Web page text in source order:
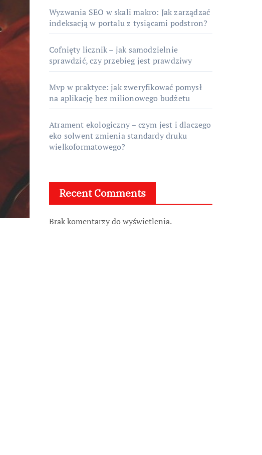
Wyzwania SEO w skali makro: Jak zarządzać
indeksacją w portalu z tysiącami podstron?
Cofnięty licznik – jak samodzielnie
sprawdzić, czy przebieg jest prawdziwy
Mvp w praktyce: jak zweryfikować pomysł
na aplikację bez milionowego budżetu
Atrament ekologiczny – czym jest i dlaczego
eko solwent zmienia standardy druku
wielkoformatowego?
Recent Comments
Brak komentarzy do wyświetlenia.